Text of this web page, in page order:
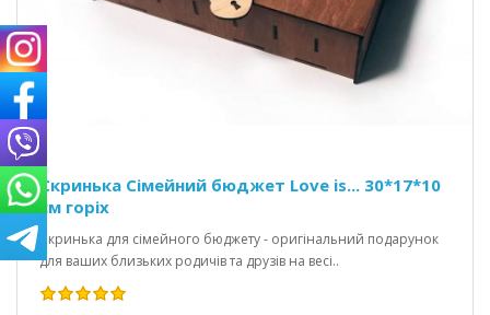
Скринька Сімейний бюджет Love is... 30*17*10
см горіх
Скринька для сімейного бюджету - оригінальний подарунок
для ваших близьких родичів та друзів на весі..